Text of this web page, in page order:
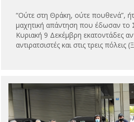
“Ούτε στη Θράκη, ούτε πουθενά”,
μαχητική απάντηση που έδωσαν το
Κυριακή 9 Δεκέμβρη εκατοντάδες
αντιρατσιστές και στις τρεις